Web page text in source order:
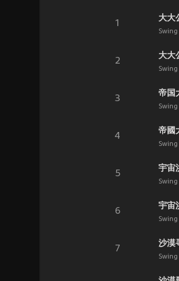
1
大大
Swing
2
大大
Swing
3
帝国
Swing
4
帝國
Swing
5
宇宙
Swing
6
宇宙
Swing
7
沙漠
Swing